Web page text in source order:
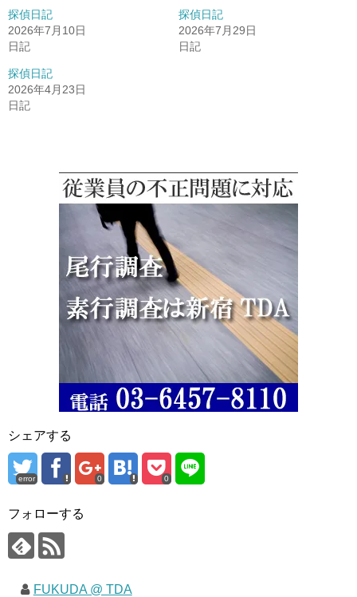
探偵日記
2026年7月10日
日記
探偵日記
2026年7月29日
日記
探偵日記
2026年4月23日
日記
シェアする
error 0 0
フォローする
FUKUDA @ TDA